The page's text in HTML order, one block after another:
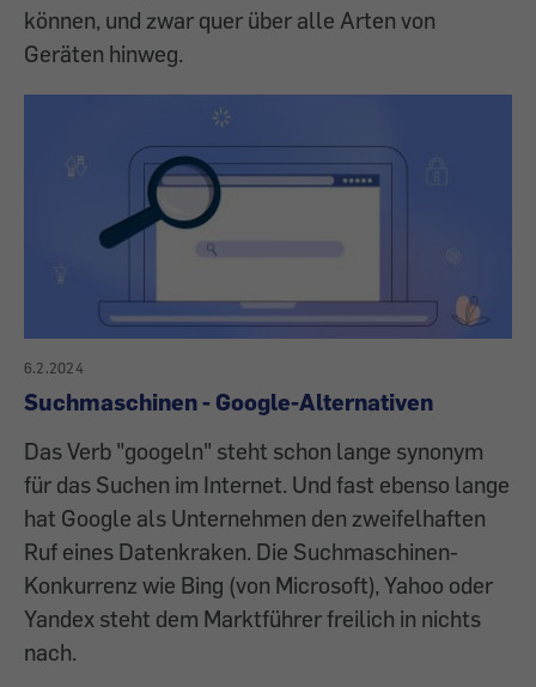
können, und zwar quer über alle Arten von
Geräten hinweg.
6.2.2024
Suchmaschinen - Google-Alternativen
Das Verb "googeln" steht schon lange synonym
für das Suchen im Internet. Und fast ebenso lange
hat Google als Unternehmen den zweifelhaften
Ruf eines Datenkraken. Die Suchmaschinen-
Konkurrenz wie Bing (von Microsoft), Yahoo oder
Yandex steht dem Marktführer freilich in nichts
nach.